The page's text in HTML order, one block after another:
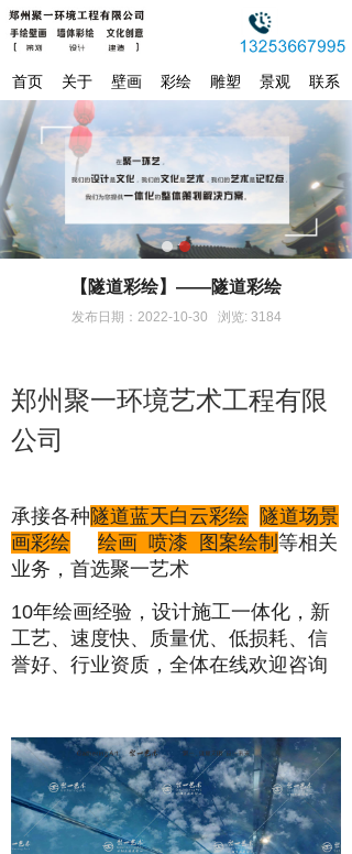
首页 关于 壁画 彩绘 雕塑 景观 联系
【隧道彩绘】——隧道彩绘
发布日期：2022-10-30 浏览: 3184
郑州聚一环境艺术工程有限
公司
承接各种隧道蓝天白云彩绘
隧道场景
画彩绘
绘画 喷漆 图案绘制 等相关
业务，首选聚一艺术
10年绘画经验，设计施工一体化，新
工艺、速度快、质量优、低损耗、信
誉好、行业资质，全体在线欢迎咨询